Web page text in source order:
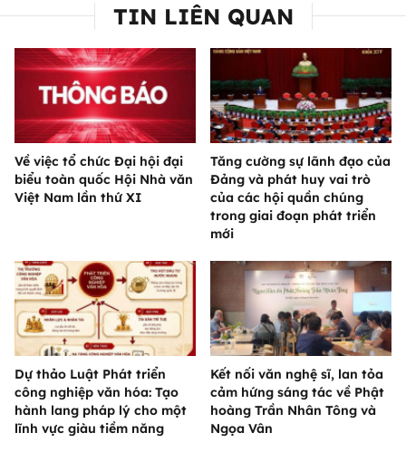
TIN LIÊN QUAN
Về việc tổ chức Đại hội đại
biểu toàn quốc Hội Nhà văn
Việt Nam lần thứ XI
Tăng cường sự lãnh đạo của
Đảng và phát huy vai trò
của các hội quần chúng
trong giai đoạn phát triển
mới
Dự thảo Luật Phát triển
công nghiệp văn hóa: Tạo
hành lang pháp lý cho một
lĩnh vực giàu tiềm năng
Kết nối văn nghệ sĩ, lan tỏa
cảm hứng sáng tác về Phật
hoàng Trần Nhân Tông và
Ngọa Vân